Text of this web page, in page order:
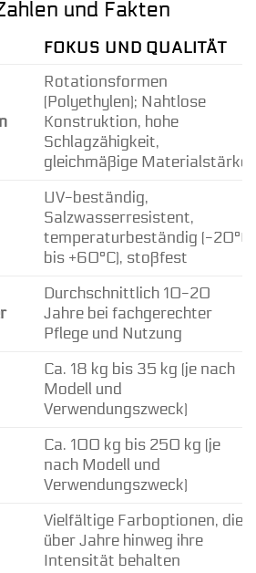
und Fakten
FOKUS UND QUALITÄT
Rotationsformen
(Polyethylen); Nahtlose
Konstruktion, hohe
Schlagzähigkeit,
gleichmäßige Materialstärke
UV-beständig,
Salzwasserresistent,
temperaturbeständig (-20°C
bis +60°C), stoßfest
Durchschnittlich 10-20
Jahre bei fachgerechter
Pflege und Nutzung
Ca. 18 kg bis 35 kg (je nach
Modell und
Verwendungszweck)
Ca. 100 kg bis 250 kg (je
nach Modell und
Verwendungszweck)
Vielfältige Farboptionen, die
über Jahre hinweg ihre
Intensität behalten